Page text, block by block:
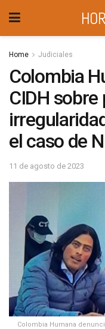
Home Judiciales
Colombia
CIDH
el caso de
11 de agosto de 2023
Colombia Humana